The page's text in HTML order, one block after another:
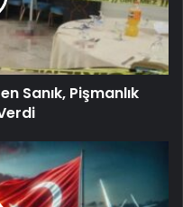
Sanık, Pişmanlık